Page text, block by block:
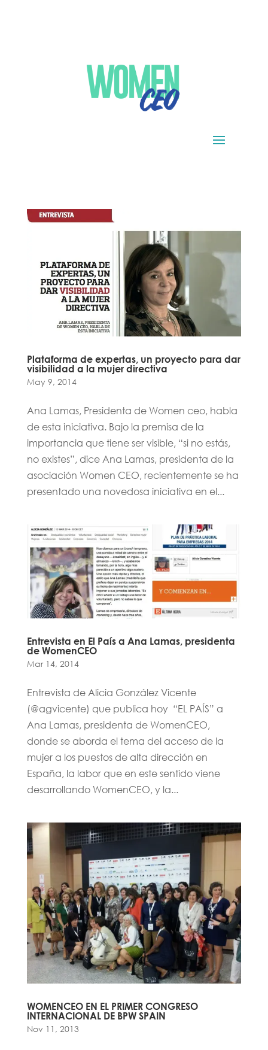
Plataforma de expertas, un proyecto para dar
visibilidad a la mujer directiva
May 9, 2014
Ana Lamas, Presidenta de Women ceo, habla
de esta iniciativa. Bajo la premisa de la
importancia que tiene ser visible, “si no estás,
no existes”, dice Ana Lamas, presidenta de la
asociación Women CEO, recientemente se ha
presentado una novedosa iniciativa en el...
Entrevista en El País a Ana Lamas, presidenta
de WomenCEO
Mar 14, 2014
Entrevista de Alicia González Vicente
(@agvicente) que publica hoy “EL PAÍS” a
Ana Lamas, presidenta de WomenCEO,
donde se aborda el tema del acceso de la
mujer a los puestos de alta dirección en
España, la labor que en este sentido viene
desarrollando WomenCEO, y la...
WOMENCEO EN EL PRIMER CONGRESO
INTERNACIONAL DE BPW SPAIN
Nov 11, 2013